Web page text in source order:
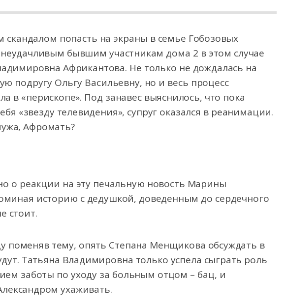
попасть на экраны в семье Гобозовых
бывшим участникам дома 2 в этом случае
Африкантова. Не только не дождалась на
подругу Ольгу Васильевну, но и весь процесс
в «перископе». Под занавес выяснилось, что пока
«звезду телевидения», супруг оказался в реанимации.
Афромать?
о реакции на эту печальную новость Марины
историю с дедушкой, доведенным до сердечного
стоит.
поменяв тему, опять Степана Менщикова обсуждать в
Татьяна Владимировна только успела сыграть роль
заботы по уходу за больным отцом – бац, и
ухаживать.